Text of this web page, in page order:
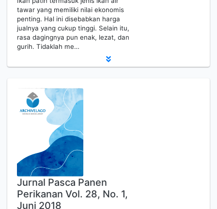
tawar yang memiliki nilai ekonomis
penting. Hal ini disebabkan harga
jualnya yang cukup tinggi. Selain itu,
rasa dagingnya pun enak, lezat, dan
gurih. Tidaklah me…
Jurnal Pasca Panen
Perikanan Vol. 28, No. 1,
Juni 2018